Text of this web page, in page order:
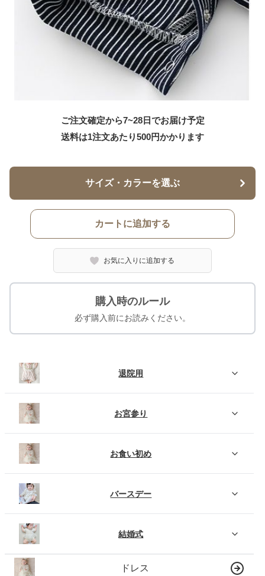
ご注文確定から7~28日でお届け予定
送料は1注文あたり500円かかります
サイズ・カラーを選ぶ
カートに追加する
お気に入りに追加する
購入時のルール
必ず購入前にお読みください。
退院用
お宮参り
お食い初め
バースデー
結婚式
ドレス